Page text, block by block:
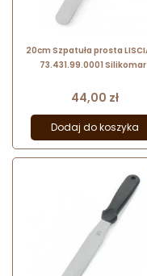
20cm Szpatuła prosta
73.431.99.0001
Cena
44,00 zł
Dodaj do koszyka